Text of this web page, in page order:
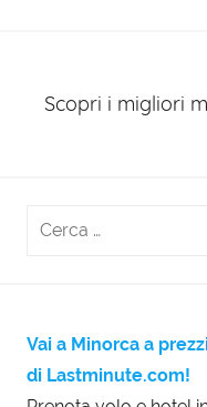
Scopri i migliori
Vai a Minorca a
di Lastminute.com!